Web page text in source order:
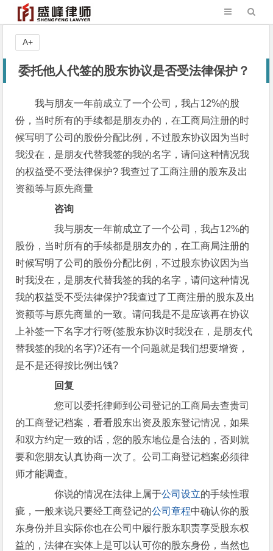
委托他人代签的股东协议是否受法律保护？
我与朋友一年前成立了一个公司，我占12%的股
份，当时所有的手续都是朋友办的，在工商局注册的时
候写明了公司的股份分配比例，不过股东协议因为当时
我没在，是朋友代替我签的我的名字，请问这种情况我
的权益受不受法律保护? 我查过了工商注册的股东及出
资额等与原先商量
咨询
我与朋友一年前成立了一个公司，我占12%的
股份，当时所有的手续都是朋友办的，在工商局注册的
时候写明了公司的股份分配比例，不过股东协议因为当
时我没在，是朋友代替我签的我的名字，请问这种情况
我的权益受不受法律保护?我查过了工商注册的股东及出
资额等与原先商量的一致。请问我是不是应该再在协议
上补签一下名字才行呀(签股东协议时我没在，是朋友代
替我签的我的名字)?还有一个问题就是我们想要增资，
是不是还得按比例出钱?
回复
您可以委托律师到公司登记的工商局去查贵司
的工商登记档案，看看股东出资及股东登记情况，如果
和双方约定一致的话，您的股东地位是合法的，否则就
要和您朋友认真协商一次了。公司工商登记档案必须律
师才能调查。
你说的情况在法律上属于公司设立的手续性瑕
疵，一般来说只要经工商登记的公司章程中确认你的股
东身份并且实际你也在公司中履行股东职责享受股东权
益的，法律在实体上是可以认可你的股东身份，当然也
A+